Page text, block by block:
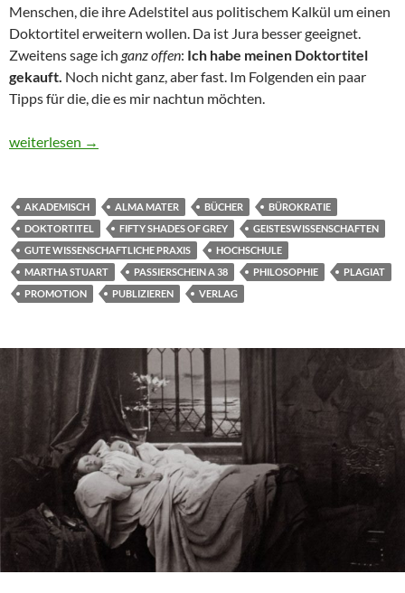
Menschen, die ihre Adelstitel aus politischem Kalkül um einen
Doktortitel erweitern wollen. Da ist Jura besser geeignet.
Zweitens sage ich ganz offen: Ich habe meinen Doktortitel
gekauft. Noch nicht ganz, aber fast. Im Folgenden ein paar
Tipps für die, die es mir nachtun möchten.
Wie kaufe ich mir einen Doktortitel?
weiterlesen →
AKADEMISCH ALMA MATER BÜCHER
BÜROKRATIE
DOKTORTITEL
FIFTY SHADES OF GREY
GEISTESWISSENSCHAFTEN
GUTE WISSENSCHAFTLICHE PRAXIS
HOCHSCHULE
MARTHA STUART
PASSIERSCHEIN A 38 PHILOSOPHIE
PLAGIAT
PROMOTION
PUBLIZIEREN VERLAG